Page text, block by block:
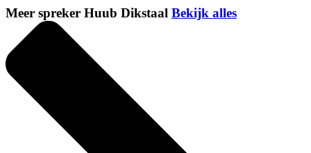
Meer spreker Huub Dikstaal Bekijk alles